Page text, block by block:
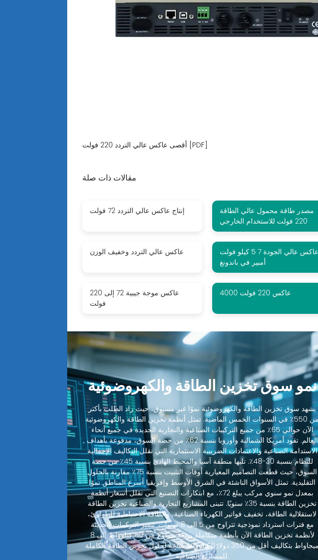
أقصى عاكس عالي التردد 220 فولت [PDF]
مقالات ذات صلة
إنتاج عاكس عالي التردد 72 فولت
مصدر طاقة محمول عالي الطاقة
220 فولت للاستخدام الخارجي
عاكس عالي التردد وخفيف الوزن
عاكس عالي الجودة 7 5 كيلو فولت
أمبير في باندونغ
عاكس موجة جيبية 72 إلى 220
فولت
عاكس 220 فولت 4000
نمو سوق تخزين الطاقة والكهروضوئية
يشهد سوق تخزين الطاقة والكهروضوئية نموًا غير مسبوق، حيث زاد الطلب بأكثر
من 550٪ في السنوات الخمس الماضية. تمثل أنظمة تخزين الطاقة والكهروضوئية
الآن حوالي 65٪ من جميع التركيبات الصناعية والتجارية الجديدة في جميع أنحاء
العالم. تقود أمريكا الشمالية وأوروبا بنسبة 62٪ من حصة السوق، مدفوعة بأهداف
الاستدامة الصناعية والاعتمادات الضريبية الاستثمارية التي تقلل التكاليف الإجمالية
للنظام بنسبة 30-48٪. تليها منطقة آسيا والمحيط الهادئ بنسبة 45٪ من حصة
السوق، حيث قطعت التصاميم المعيارية أوقات التثبيت بنسبة 75٪ مقارنة بالحلول
التقليدية. تمثل الأسواق الناشئة في الشرق الأوسط وإفريقيا أسرع المناطق نموًا
بمعدل نمو سنوي مركب يبلغ 72٪، مع ابتكارات التصنيع التي تقلل أسعار أنظمة
تخزين الطاقة بنسبة 35٪ سنويًا. تتبنى المشاريع التجارية والصناعية تخزين الطاقة
لاستقلالية الطاقة، تخفيف فواتير الكهرباء الصناعية، والطاقة الاحتياطية للطوارئ،
مع فترات استرداد نموذجية تتراوح من 5 إلى 8 سنوات. تتميز التركيبات الحديثة
لأنظمة تخزين الطاقة الآن بأنظمة متكاملة بسعة تتراوح من 80 كيلوواط إلى 8
ميجاواط بتكاليف أقل من 350 دولارًا/كيلوواط ساعة لحلول تخزين الطاقة الكاملة
للمشاريع الصناعية.